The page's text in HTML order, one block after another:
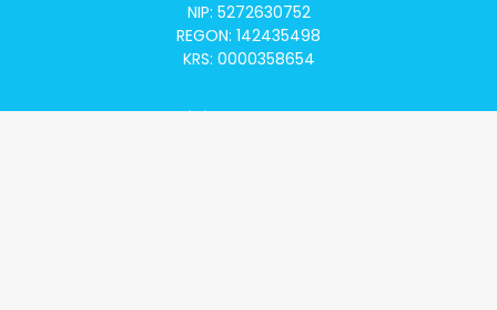
NIP: 5272630752
REGON: 142435498
KRS: 0000358654
Alivia Onkomapa